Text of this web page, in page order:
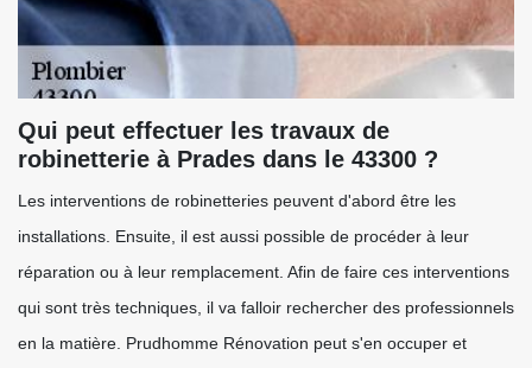
Qui peut effectuer les travaux de
robinetterie à Prades dans le 43300 ?
Les interventions de robinetteries peuvent d'abord être les
installations. Ensuite, il est aussi possible de procéder à leur
réparation ou à leur remplacement. Afin de faire ces interventions
qui sont très techniques, il va falloir rechercher des professionnels
en la matière. Prudhomme Rénovation peut s'en occuper et